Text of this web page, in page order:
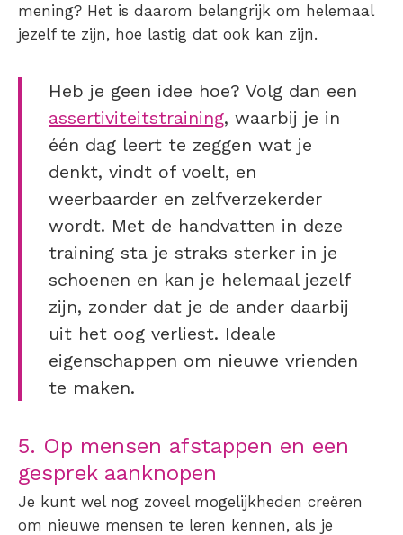
mening? Het is daarom belangrijk om helemaal
jezelf te zijn, hoe lastig dat ook kan zijn.
Heb je geen idee hoe? Volg dan een
assertiviteitstraining, waarbij je in
één dag leert te zeggen wat je
denkt, vindt of voelt, en
weerbaarder en zelfverzekerder
wordt. Met de handvatten in deze
training sta je straks sterker in je
schoenen en kan je helemaal jezelf
zijn, zonder dat je de ander daarbij
uit het oog verliest. Ideale
eigenschappen om nieuwe vrienden
te maken.
5. Op mensen afstappen en een
gesprek aanknopen
Je kunt wel nog zoveel mogelijkheden creëren
om nieuwe mensen te leren kennen, als je